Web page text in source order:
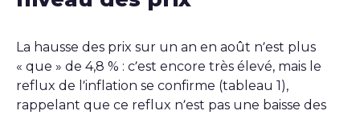
La hausse des prix sur un an en août n’est plus
« que » de 4,8 % : c’est encore très élevé, mais le
reflux de l’inflation se confirme (tableau 1),
rappelant que ce reflux n’est pas une baisse des